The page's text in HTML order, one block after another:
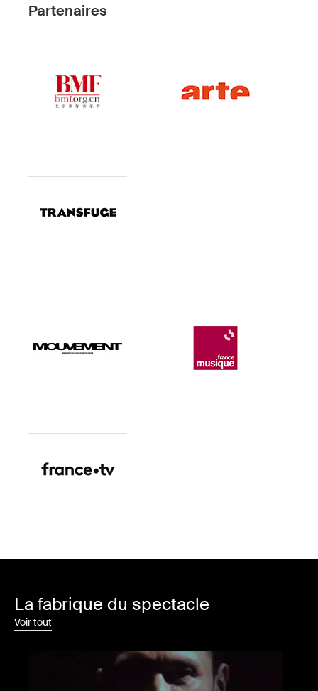
Partenaires
La fabrique du spectacle
Voir tout